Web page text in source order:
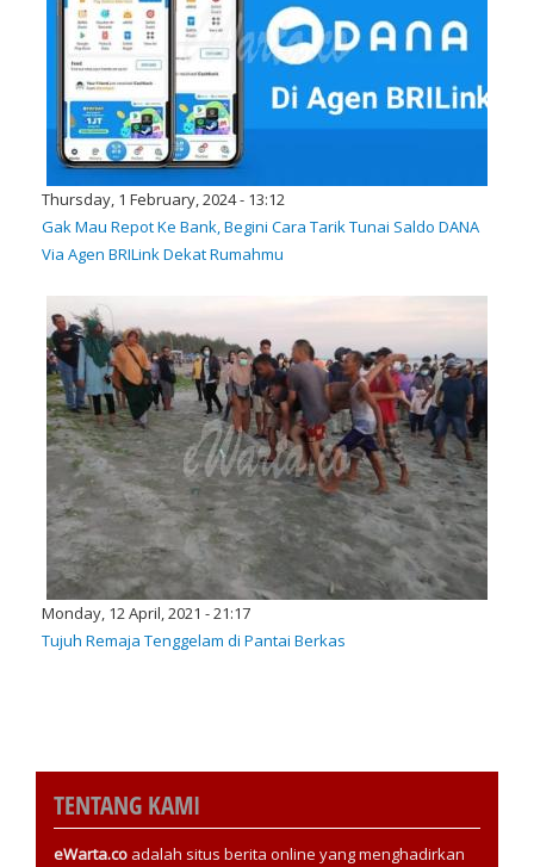
Thursday, 1 February, 2024 - 13:12
Gak Mau Repot Ke Bank, Begini Cara Tarik Tunai Saldo DANA
Via Agen BRILink Dekat Rumahmu
Monday, 12 April, 2021 - 21:17
Tujuh Remaja Tenggelam di Pantai Berkas
TENTANG KAMI
eWarta.co adalah situs berita online yang menghadirkan